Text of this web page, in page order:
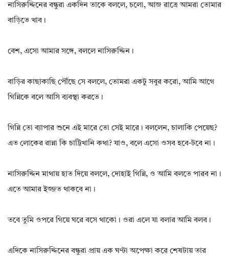
নাসিরুদ্দিনের বন্ধুরা একদিন তাকে বললে, চলো, আজ রাত্রে আমরা তোমার
বাড়িতে খাব।
বেশ, এসো আমার সঙ্গে, বললে নাসিরুদ্দিন।
বাড়ির কাছাকাছি পৌঁছে সে বললে, তোমরা একটু সবুর করো, আমি আগে
গিন্নিকে বলে আসি ব্যবস্থা করতে।
গিন্নি তো ব্যাপার শুনে এই মারে তো সেই মারে। বললেন, চালাকি পেয়েছ?
এত লোকের রান্না কি চাট্টিখানি কথা? যাও, বলে এসো ওসব হবে-টবে না।
নাসিরুদ্দিন মাথায় হাত দিয়ে বললে, দোহাই গিন্নি, ও আমি বলতে পারব না।
এতে আমার ইজ্জত থাকবে না।
তবে তুমি ওপরে গিয়ে ঘরে বসে থাকো। ওরা এলে যা বলার আমি বলব।
এদিকে নাসিরুদ্দিনের বন্ধুরা প্রায় এক ঘণ্টা অপেক্ষা করে শেষটায় তার